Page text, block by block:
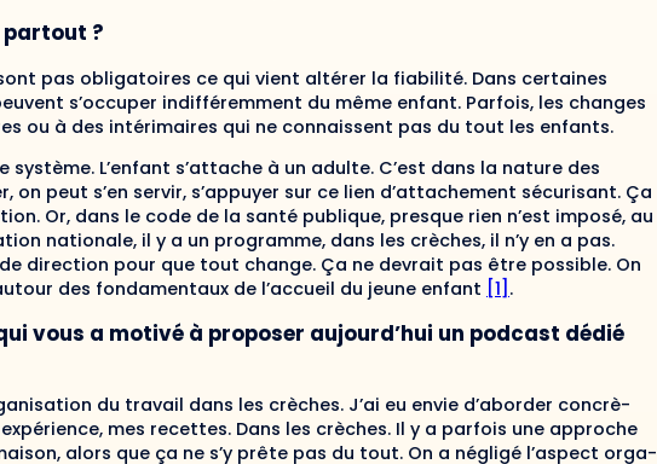
partout ?
pas obliga­toires ce qui vient altérer la fiabilité. Dans certaines
s’occuper in­différemment du même enfant. Parfois, les changes
ou à des intéri­maires qui ne connaissent pas du tout les enfants.
système. L’en­fant s’attache à un adulte. C’est dans la nature des
on peut s’en servir, s’appuyer sur ce lien d’attachement sécurisant. Ça
Or, dans le code de la santé publique, presque rien n’est imposé, au
nationale, il y a un programme, dans les crèches, il n’y en a pas.
direction pour que tout change. Ça ne devrait pas être possible. On
des fonda­mentaux de l’accueil du jeune enfant [1] .
vous a motivé à proposer aujourd’hui un podcast dédié
du tra­vail dans les crèches. J’ai eu envie d’aborder concrè­
mes re­cettes. Dans les crèches. Il y a parfois une approche
alors que ça ne s’y prête pas du tout. On a négligé l’aspect orga­